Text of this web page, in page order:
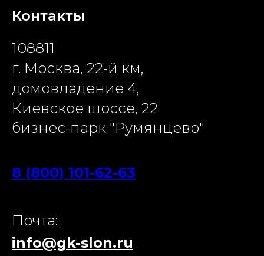
Контакты
108811
г. Москва, 22-й км,
домовладение 4,
Киевское шоссе, 22
бизнес-парк "Румянцево"
8 (800) 101-62-63
Почта:
info@gk-slon.ru